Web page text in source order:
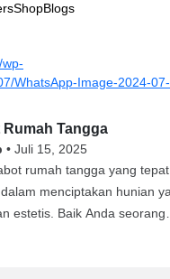
ShopBlogs
Tangga
• Juli 15, 2025
rumah tangga yang tepat
menciptakan hunian
estetis. Baik Anda seorang
properti, hingga pelaku